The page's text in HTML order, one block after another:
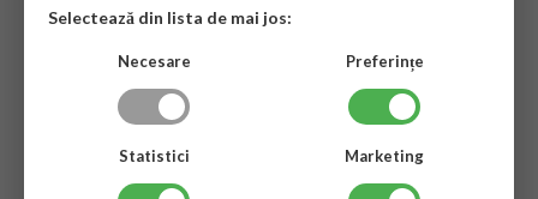
Selectează din lista de mai jos:
Necesare Preferințe
Statistici Marketing